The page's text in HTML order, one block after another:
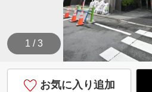
1 / 3
お気に入り追加